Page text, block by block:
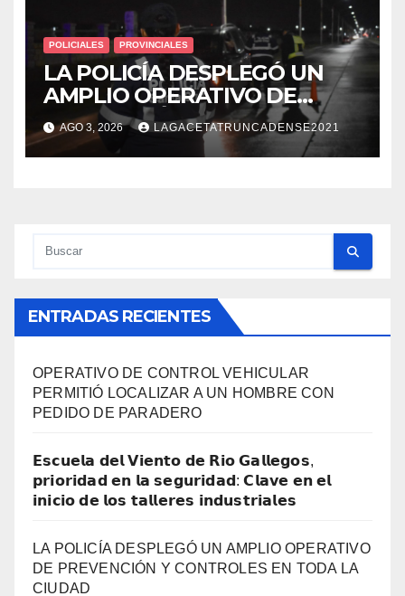
POLICIALES PROVINCIALES
LA POLICÍA DESPLEGÓ UN
AMPLIO OPERATIVO DE
PREVENCIÓN Y CONTROLES
EN TODA LA CIUDAD
AGO 3, 2026 LAGACETATRUNCADENSE2021
ENTRADAS RECIENTES
OPERATIVO DE CONTROL VEHICULAR
PERMITIÓ LOCALIZAR A UN HOMBRE CON
PEDIDO DE PARADERO
𝗘𝘀𝗰𝘂𝗲𝗹𝗮 𝗱𝗲𝗹 𝗩𝗶𝗲𝗻𝘁𝗼 𝗱𝗲 𝗥𝗶𝗼 𝗚𝗮𝗹𝗹𝗲𝗴𝗼𝘀,
𝗽𝗿𝗶𝗼𝗿𝗶𝗱𝗮𝗱 𝗲𝗻 𝗹𝗮 𝘀𝗲𝗴𝘂𝗿𝗶𝗱𝗮𝗱: 𝗖𝗹𝗮𝘃𝗲 𝗲𝗻 𝗲𝗹
𝗶𝗻𝗶𝗰𝗶𝗼 𝗱𝗲 𝗹𝗼𝘀 𝘁𝗮𝗹𝗹𝗲𝗿𝗲𝘀 𝗶𝗻𝗱𝘂𝘀𝘁𝗿𝗶𝗮𝗹𝗲𝘀
LA POLICÍA DESPLEGÓ UN AMPLIO OPERATIVO
DE PREVENCIÓN Y CONTROLES EN TODA LA
CIUDAD